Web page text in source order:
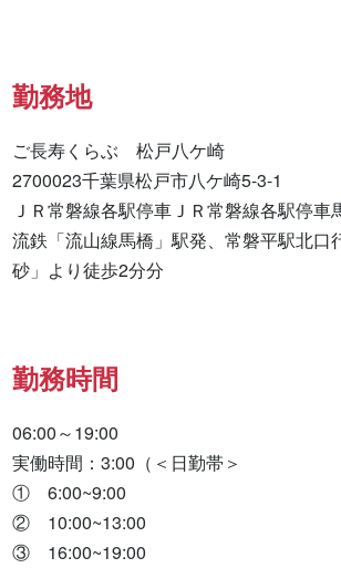
勤務地
ご長寿くらぶ　松戸八ケ崎
2700023千葉県松戸市八ケ崎5-3-1
ＪＲ常磐線各駅停車ＪＲ常磐線各駅停車
流鉄「流山線馬橋」駅発、常磐平駅北口
砂」より徒歩2分分
勤務時間
06:00～19:00
実働時間：3:00（＜日勤帯＞
①　6:00~9:00
②　10:00~13:00
③　16:00~19:00